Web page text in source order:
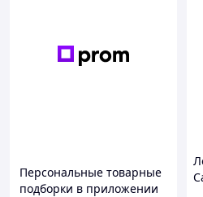
Персональные товарные
подборки в приложении